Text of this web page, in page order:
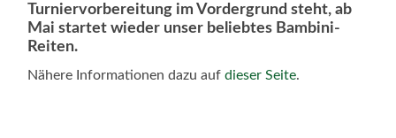
Turniervorbereitung im Vordergrund steht, ab
Mai startet wieder unser beliebtes Bambini-
Reiten.
Nähere Informationen dazu aufdieser Seite.